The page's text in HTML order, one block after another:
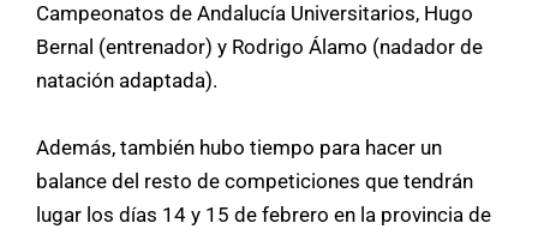
Campeonatos de Andalucía Universitarios, Hugo
Bernal (entrenador) y Rodrigo Álamo (nadador de
natación adaptada).
Además, también hubo tiempo para hacer un
balance del resto de competiciones que tendrán
lugar los días 14 y 15 de febrero en la provincia de